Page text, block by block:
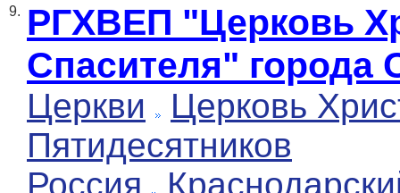
9. РГХВЕП "Церковь
Спасителя" города
Церкви
Церковь
Пятидесятников
Россия